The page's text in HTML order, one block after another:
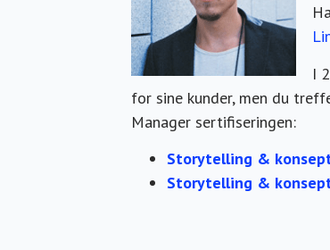
I
for sine kunder, men du
Manager sertifiseringen:
Storytelling &
Storytelling &